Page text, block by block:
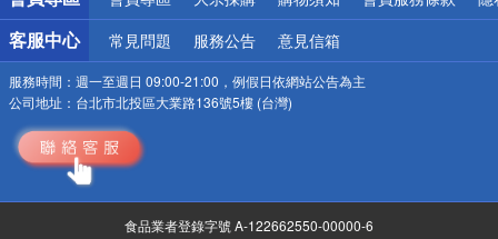
客服中心 常見問題 服務公告 意見信箱
服務時間： 週一至週日 09:00-21:00，例假日依網站公告為主
公司地址： 台北市北投區大業路136號5樓 (台灣)
食品業者登錄字號 A-122662550-00000-6